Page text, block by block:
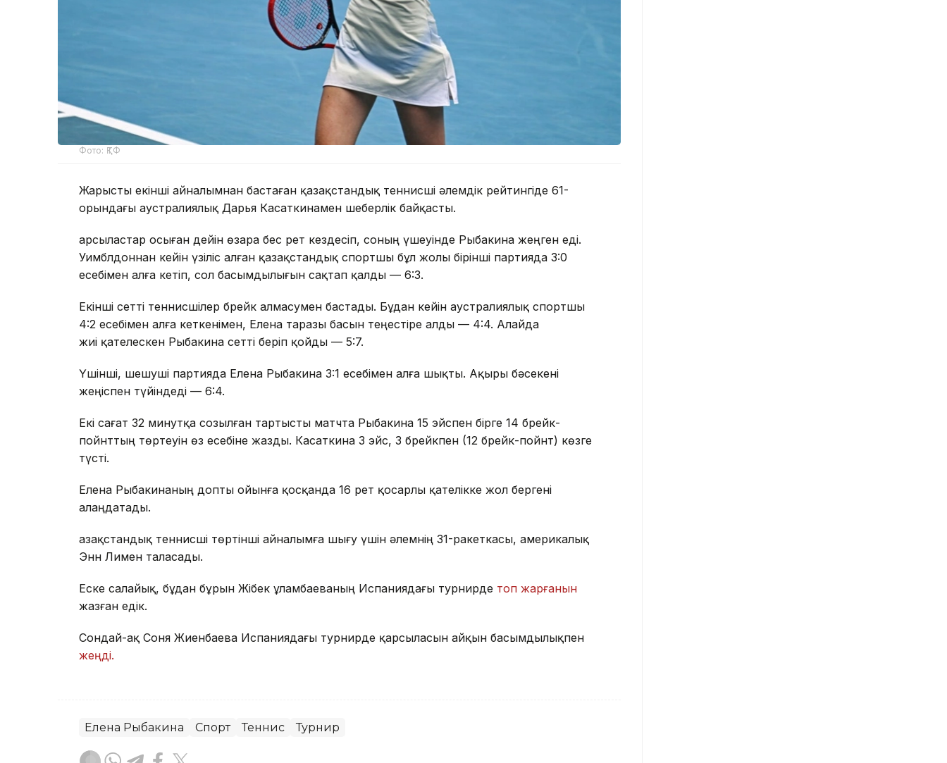
Фото: ҚТФ
Жарысты екінші айналымнан бастаған қазақстандық теннисші әлемдік рейтингіде 61-
орындағы аустралиялық Дарья Касаткинамен шеберлік байқасты.
Қарсыластар осыған дейін өзара бес рет кездесіп, соның үшеуінде Рыбакина жеңген еді.
Уимблдоннан кейін үзіліс алған қазақстандық спортшы бұл жолы бірінші партияда 3:0
есебімен алға кетіп, сол басымдылығын сақтап қалды — 6:3.
Екінші сетті теннисшілер брейк алмасумен бастады. Бұдан кейін аустралиялық спортшы
4:2 есебімен алға кеткенімен, Елена таразы басын теңестіре алды — 4:4. Алайда
жиі қателескен Рыбакина сетті беріп қойды — 5:7.
Үшінші, шешуші партияда Елена Рыбакина 3:1 есебімен алға шықты. Ақыры бәсекені
жеңіспен түйіндеді — 6:4.
Екі сағат 32 минутқа созылған тартысты матчта Рыбакина 15 эйспен бірге 14 брейк-
пойнттың төртеуін өз есебіне жазды. Касаткина 3 эйс, 3 брейкпен (12 брейк-пойнт) көзге
түсті.
Елена Рыбакинаның допты ойынға қосқанда 16 рет қосарлы қателікке жол бергені
алаңдатады.
Қазақстандық теннисші төртінші айналымға шығу үшін әлемнің 31-ракеткасы, америкалық
Энн Лимен таласады.
Еске салайық, бұдан бұрын Жібек Құламбаеваның Испаниядағы турнирде топ жарғанын
жазған едік.
Сондай-ақ Соня Жиенбаева Испаниядағы турнирде қарсыласын айқын басымдылықпен
жеңді.
Елена Рыбакина Спорт Теннис Турнир